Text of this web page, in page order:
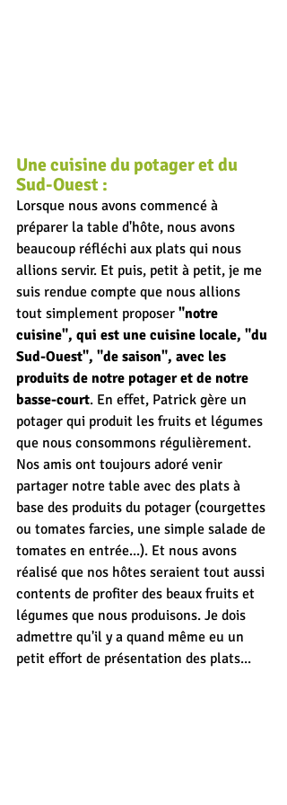
Une cuisine du potager et du
Sud-Ouest :
Lorsque nous avons commencé à
préparer la table d'hôte, nous avons
beaucoup réfléchi aux plats qui nous
allions servir. Et puis, petit à petit, je me
suis rendue compte que nous allions
tout simplement proposer "notre
cuisine", qui est une cuisine locale, "du
Sud-Ouest", "de saison", avec les
produits de notre potager et de notre
basse-court. En effet, Patrick gère un
potager qui produit les fruits et légumes
que nous consommons régulièrement.
Nos amis ont toujours adoré venir
partager notre table avec des plats à
base des produits du potager (courgettes
ou tomates farcies, une simple salade de
tomates en entrée...). Et nous avons
réalisé que nos hôtes seraient tout aussi
contents de profiter des beaux fruits et
légumes que nous produisons. Je dois
admettre qu'il y a quand même eu un
petit effort de présentation des plats...